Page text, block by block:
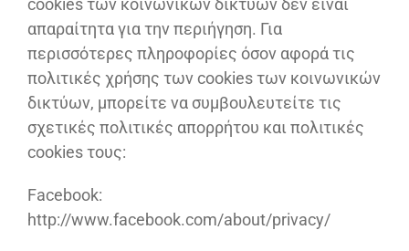
cookies των κοινωνικών δικτύων δεν είναι
απαραίτητα για την περιήγηση. Για
περισσότερες πληροφορίες όσον αφορά τις
πολιτικές χρήσης των cookies των κοινωνικών
δικτύων, μπορείτε να συμβουλευτείτε τις
σχετικές πολιτικές απορρήτου και πολιτικές
cookies τους:
Facebook:
http://www.facebook.com/about/privacy/